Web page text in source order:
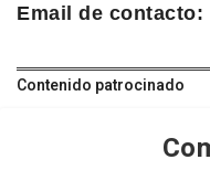
Email de contacto:
Contenido patrocinado